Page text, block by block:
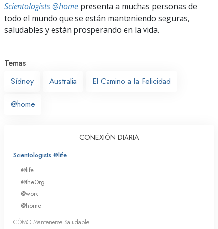
Scientologists @home presenta a muchas personas de
todo el mundo que se están manteniendo seguras,
saludables y están prosperando en la vida.
Temas
Sídney
Australia El Camino a la Felicidad
@home
CONEXIÓN DIARIA
Scientologists @life
@life
@theOrg
@work
@home
CÓMO Mantenerse Saludable